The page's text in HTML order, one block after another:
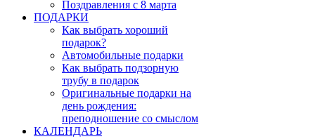
Поздравления с 8 марта
ПОДАРКИ
Как выбрать хороший
подарок?
Автомобильные подарки
Как выбрать подзорную
трубу в подарок
Оригинальные подарки на
день рождения:
преподношение со смыслом
КАЛЕНДАРЬ